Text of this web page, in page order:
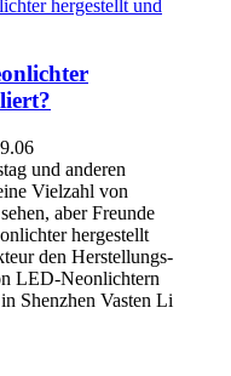
und anderen
Vielzahl von
aber Freunde
hergestellt
den Herstellungs-
LED-Neonlichtern
Shenzhen Vasten Li